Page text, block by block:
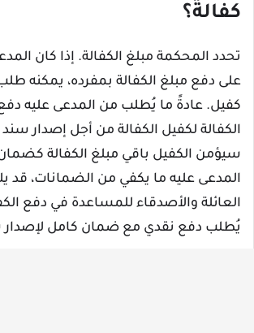
كفالة؟
تحدد المحكمة مبلغ الكفالة. إذا كان
على دفع مبلغ الكفالة بمفرده، يمكنه
الكفالة لكفيل الكفالة من أجل إصدار
سيؤمن الكفيل باقي مبلغ الكفالة
المدعى عليه ما يكفي من الضمانات، قد
العائلة والأصدقاء للمساعدة في دفع
يُطلب دفع نقدي مع ضمان كامل لإصدار